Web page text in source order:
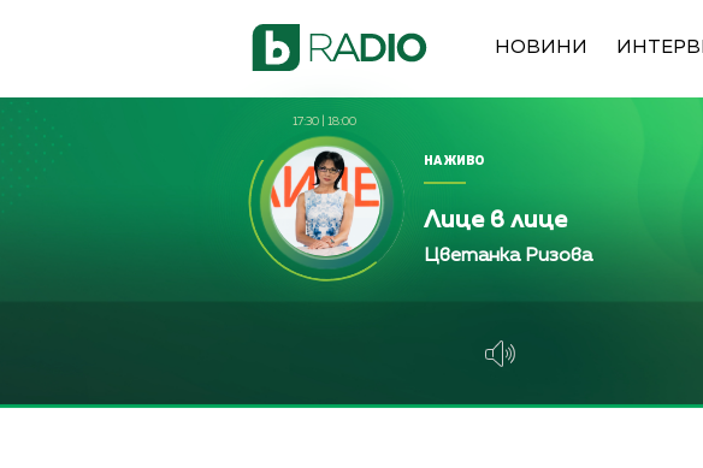
НОВИНИ
17:30 18:00
НА ЖИВО
Лице в лице
Цветанка Ризова